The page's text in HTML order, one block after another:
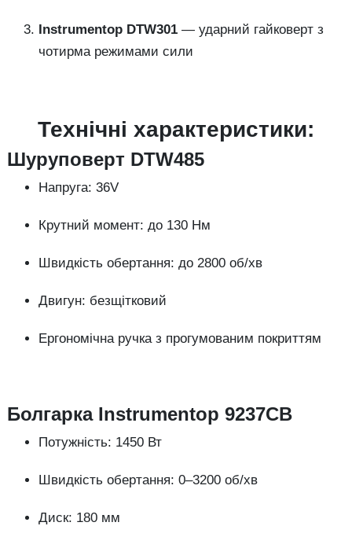
Instrumentop DTW301 — ударний гайковерт з
чотирма режимами сили
Технічні характеристики:
Шуруповерт DTW485
Напруга: 36V
Крутний момент: до 130 Нм
Швидкість обертання: до 2800 об/хв
Двигун: безщітковий
Ергономічна ручка з прогумованим покриттям
Болгарка Instrumentop 9237CB
Потужність: 1450 Вт
Швидкість обертання: 0–3200 об/хв
Диск: 180 мм